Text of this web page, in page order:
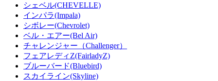
シェベル(CHEVELLE)
インパラ(Impala)
シボレー(Chevrolet)
ベル・エアー(Bel Air)
チャレンジャー（Challenger）
フェアレディZ(FairladyZ)
ブルーバード(Bluebird)
スカイライン(Skyline)